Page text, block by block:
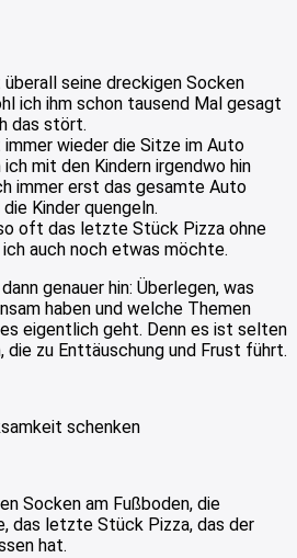
seine dreckigen Socken
ich ihm schon tausend Mal gesagt
das stört.
wieder die Sitze im Auto
mit den Kindern irgendwo hin
immer erst das gesamte Auto
Kinder quengeln.
oft das letzte Stück Pizza ohne
auch noch etwas möchte.
genauer hin: Überlegen, was
haben und welche Themen
eigentlich geht. Denn es ist selten
zu Enttäuschung und Frust führt.
Socken am Fußboden, die
das letzte Stück Pizza, das der
hat.